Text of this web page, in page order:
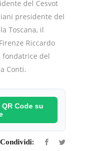
del Cesvot
presidente del
Toscana, il
Riccardo
fondatrice del
Conti.
Code su
Condividi: